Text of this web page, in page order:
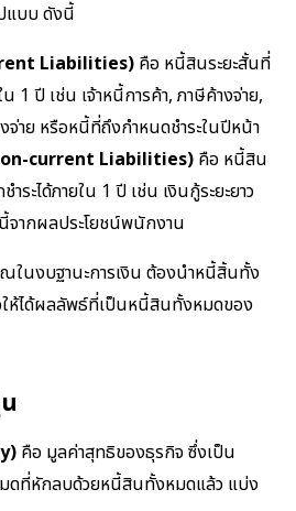
แบบ ดังนี้
Liabilities) คือ หนี้สินระยะสั้นที่
น 1 ปี เช่น เจ้าหนี้การค้า, ภาษีค้างจ่าย,
จ่าย หรือหนี้ที่ถึงกำหนดชำระในปีหน้า
current Liabilities) คือ หนี้สิน
ำระได้ภายใน 1 ปี เช่น เงินกู้ระยะยาว
จากผลประโยชน์พนักงาน
ในงบฐานะการเงิน ต้องนำหนี้สิ้นทั้ง
ห้ได้ผลลัพธ์ที่เป็นหนี้สินทั้งหมดของ
คือ มูลค่าสุทธิของธุรกิจ ซึ่งเป็น
ที่หักลบด้วยหนี้สินทั้งหมดแล้ว แบ่ง